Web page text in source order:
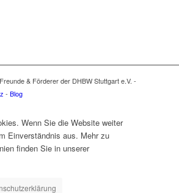
& Förderer der DHBW Stuttgart e.V. -
- Blog
Wenn Sie die Website weiter
Einverständnis aus. Mehr zu
finden Sie in unserer